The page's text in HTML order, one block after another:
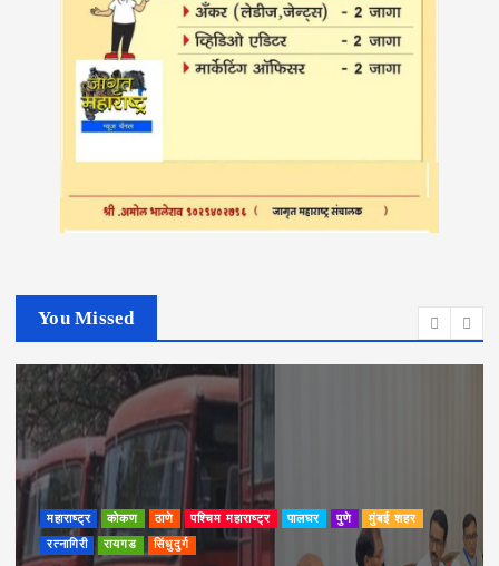
You Missed
महाराष्ट्र कोकण ठाणे पश्चिम महाराष्ट्र पालघर पुणे मुंबई शहर
रत्नागिरी रायगड सिंधुदुर्ग